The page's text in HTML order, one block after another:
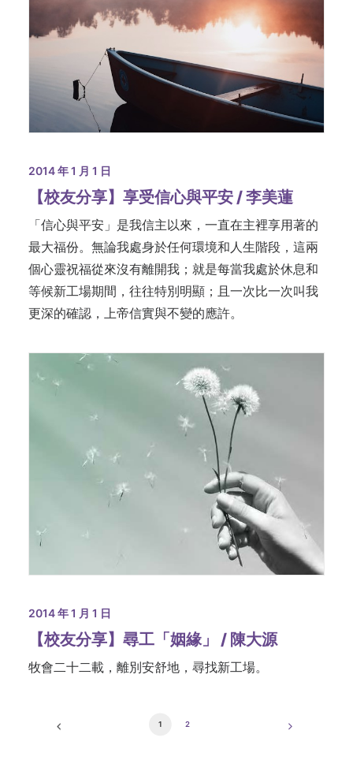
2014 年 1 月 1 日
【校友分享】享受信心與平安 / 李美蓮
「信心與平安」是我信主以來，一直在主裡享用著的
最大福份。無論我處身於任何環境和人生階段，這兩
個心靈祝福從來沒有離開我；就是每當我處於休息和
等候新工場期間，往往特別明顯；且一次比一次叫我
更深的確認，上帝信實與不變的應許。
2014 年 1 月 1 日
【校友分享】尋工「姻緣」 / 陳大源
牧會二十二載，離別安舒地，尋找新工場。
1 2